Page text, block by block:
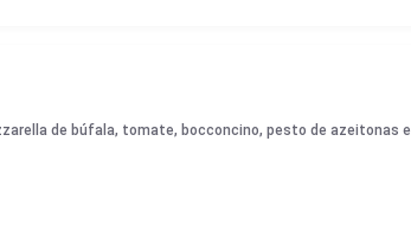
de búfala, tomate, bocconcino, pesto de azeitonas e